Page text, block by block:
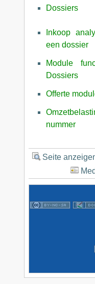
Dossiers
Inkoop
een dossier
Module
Dossiers
Offerte
nummer
Seite